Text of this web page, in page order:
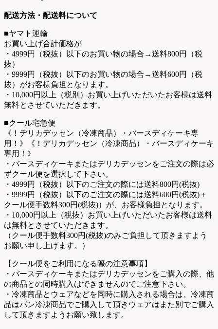
配送方法・配送料について
■ヤマト運輸
お買い上げ合計価格が
・4999円（税抜）以下のお買い物の場合→送料800円（税
抜）
・9999円（税抜）以下のお買い物の場合→送料600円（税
抜）がお客様負担となります。
・10,000円以上（税別）お買い上げいただいたお客様は送料
無料とさせていただきます。
■クール宅急便
《！デリカデッセン（冷凍商品）・バースディケーキ専
用！》《！デリカデッセン（冷凍商品）・バースディケーキ
専用！》
・バースディケーキまたはデリカデッセンをご注文の際は必
ずクール便を選択して下さい。
・4999円（税抜）以下のご注文の際には送料800円(税抜)
・9999円（税抜）以下のご注文の際には送料600円(税抜)＋
クール便手数料300円(税抜)）が、お客様負担となります。
・10,000円以上（税抜）お買い上げいただいたお客様は送料
は無料とさせていただきます。
（クール便手数料300円(税抜)のみご負担して頂きますよう
お願い申し上げます。）
【クール便をご利用になる際の注意事項】
・バースディケーキまたはデリカデッセンをご購入の際、他
の商品との同時購入はできませんのでご注意下さい。
・冷凍商品とウェアなどを同時に購入される場合は、冷凍商
品はパン冷凍商品でご購入して頂きウェアはまた別でご購入
して頂きますようお願い致します。